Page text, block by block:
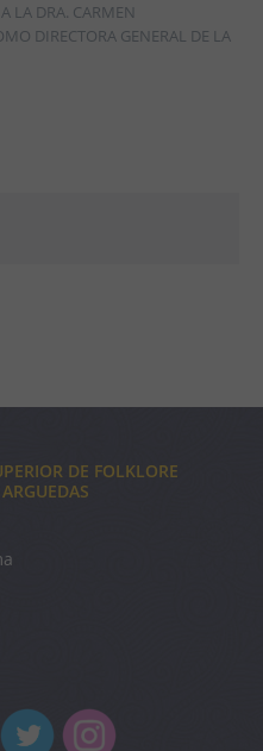
LA DRA. CARMEN
DIRECTORA GENERAL DE LA
DE FOLKLORE